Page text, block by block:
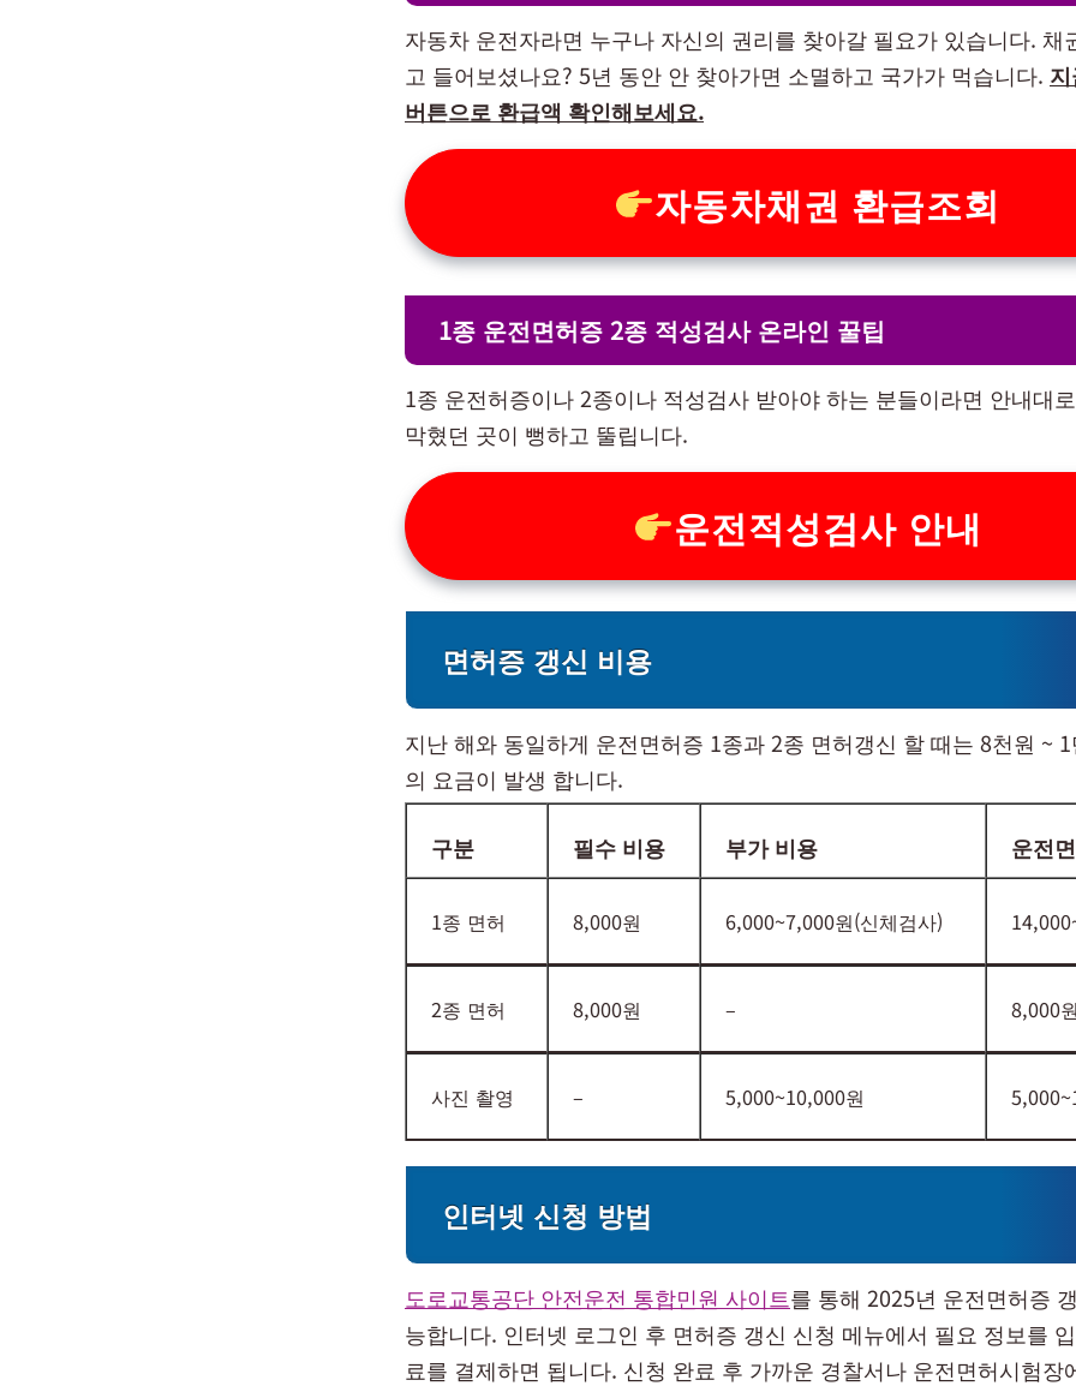
자동차 운전자라면 누구나 자신의 권리를 찾아갈 필요가 있습니다. 채
고 들어보셨나요? 5년 동안 안 찾아가면 소멸하고 국가가 먹습니다.
버튼으로 환급액 확인해보세요.
자동차채권 환급조회
1종 운전면허증 2종 적성검사 온라인 꿀팁
1종 운전허증이나 2종이나 적성검사 받아야 하는 분들이라면 안내대
막혔던 곳이 뻥하고 뚤립니다.
운전적성검사 안내
면허증 갱신 비용
지난 해와 동일하게 운전면허증 1종과 2종 면허갱신 할 때는 8천원 ~
의 요금이 발생 합니다.
구분 필수 비용 부가 비용 운전
1종 면허 8,000원 6,000~7,000원(신체검사)
2종 면허 8,000원 – 8,000
사진 촬영 – 5,000~10,000원
인터넷 신청 방법
도로교통공단 안전운전 통합민원 사이트를 통해 2025년 운전면허증
능합니다. 인터넷 로그인 후 면허증 갱신 신청 메뉴에서 필요 정보를
료를 결제하면 됩니다. 신청 완료 후 가까운 경찰서나 운전면허시험장